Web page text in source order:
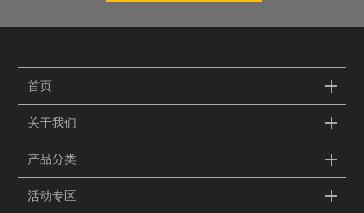
首页
关于我们
产品分类
活动专区